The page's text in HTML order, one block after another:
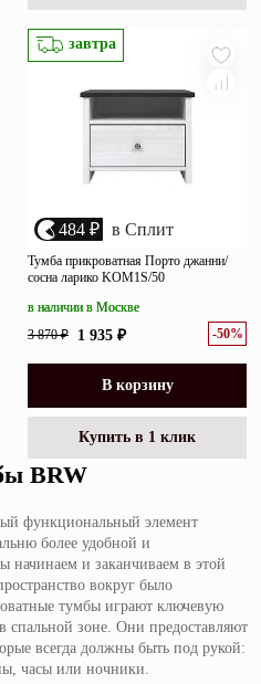
завтра
484 ₽ в Сплит
Тумба прикроватная Порто джанни/
сосна ларико KOM1S/50
3 870 ₽ 1 935 ₽ -50%
в наличии в Москве
В корзину
Купить в 1 клик
BRW
функциональный элемент
более удобной и
начинаем и заканчиваем в этой
вокруг было
тумбы играют ключевую
спальной зоне. Они предоставляют
всегда должны быть под рукой:
часы или ночники.